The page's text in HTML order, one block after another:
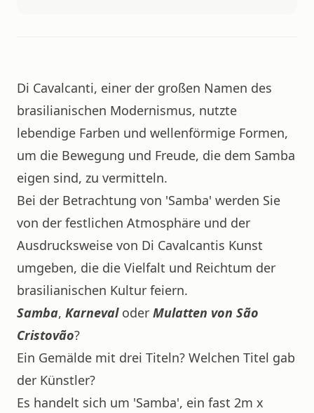
Di Cavalcanti, einer der großen Namen des
brasilianischen Modernismus, nutzte
lebendige Farben und wellenförmige Formen,
um die Bewegung und Freude, die dem Samba
eigen sind, zu vermitteln.
Bei der Betrachtung von 'Samba' werden Sie
von der festlichen Atmosphäre und der
Ausdrucksweise von Di Cavalcantis Kunst
umgeben, die die Vielfalt und Reichtum der
brasilianischen Kultur feiern.
Samba, Karnevaloder Mulatten von São
Cristovão?
Ein Gemälde mit drei Titeln? Welchen Titel gab
der Künstler?
Es handelt sich um 'Samba', ein fast 2m x